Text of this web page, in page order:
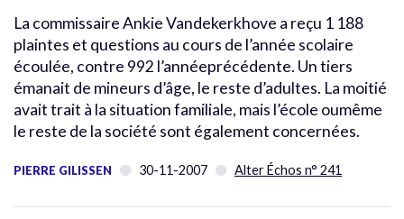
La commissaire Ankie Vandekerkhove a reçu 1 188
plaintes et questions au cours de l’année scolaire
écoulée, contre 992 l’annéeprécédente. Un tiers
émanait de mineurs d’âge, le reste d’adultes. La moitié
avait trait à la situation familiale, mais l’école oumême
le reste de la société sont également concernées.
PIERRE GILISSEN 30-11-2007 Alter Échos n° 241